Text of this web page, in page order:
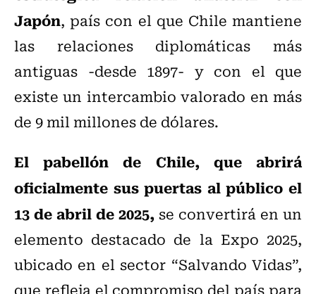
Japón, país con el que Chile mantiene
las relaciones diplomáticas más
antiguas -desde 1897- y con el que
existe un intercambio valorado en más
de 9 mil millones de dólares.
El pabellón de Chile, que abrirá
oficialmente sus puertas al público el
13 de abril de 2025,se convertirá en un
elemento destacado de la Expo 2025,
ubicado en el sector “Salvando Vidas”,
que refleja el compromiso del país para